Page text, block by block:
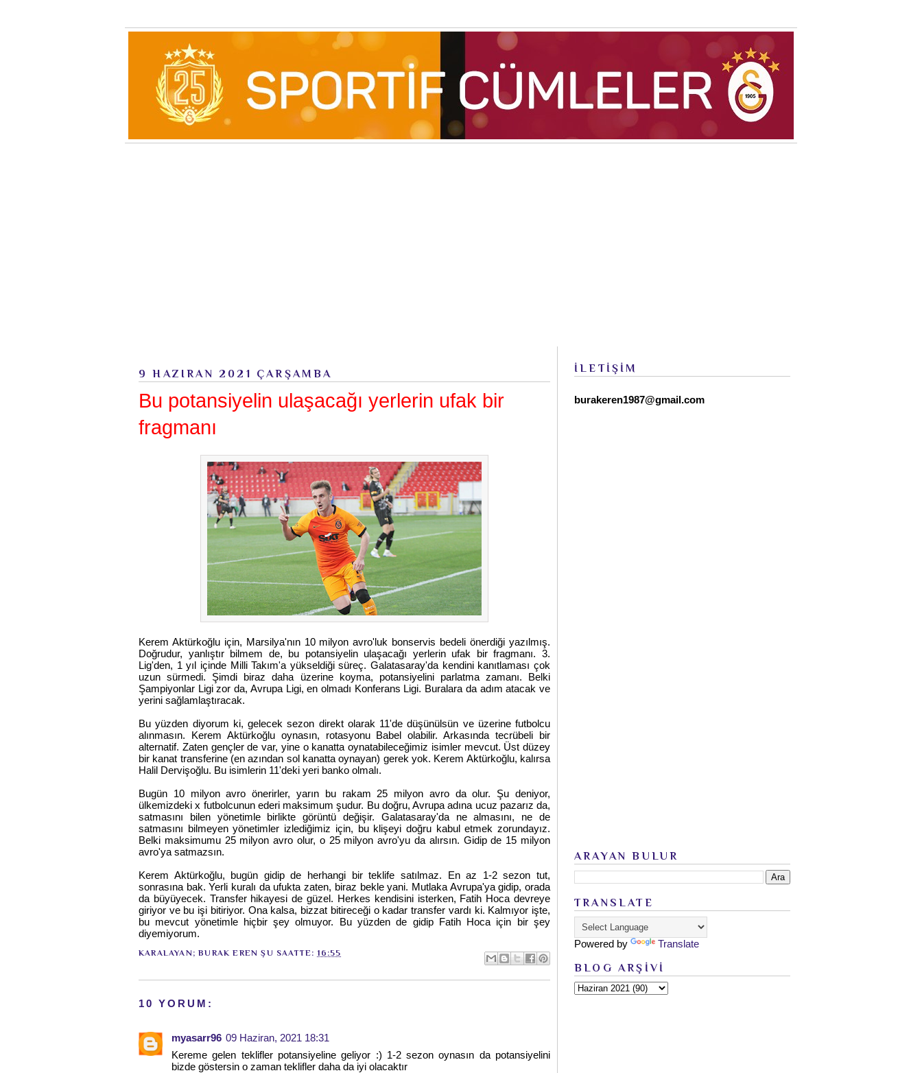
9 HAZIRAN 2021 ÇARŞAMBA
Bu potansiyelin ulaşacağı yerlerin ufak bir
fragmanı
Kerem Aktürkoğlu için, Marsilya'nın 10 milyon avro'luk bonservis bedeli önerdiği yazılmış.
Doğrudur, yanlıştır bilmem de, bu potansiyelin ulaşacağı yerlerin ufak bir fragmanı. 3.
Lig'den, 1 yıl içinde Milli Takım'a yükseldiği süreç. Galatasaray'da kendini kanıtlaması çok
uzun sürmedi. Şimdi biraz daha üzerine koyma, potansiyelini parlatma zamanı. Belki
Şampiyonlar Ligi zor da, Avrupa Ligi, en olmadı Konferans Ligi. Buralara da adım atacak ve
yerini sağlamlaştıracak.
Bu yüzden diyorum ki, gelecek sezon direkt olarak 11'de düşünülsün ve üzerine futbolcu
alınmasın. Kerem Aktürkoğlu oynasın, rotasyonu Babel olabilir. Arkasında tecrübeli bir
alternatif. Zaten gençler de var, yine o kanatta oynatabileceğimiz isimler mevcut. Üst düzey
bir kanat transferine (en azından sol kanatta oynayan) gerek yok. Kerem Aktürkoğlu, kalırsa
Halil Dervişoğlu. Bu isimlerin 11'deki yeri banko olmalı.
Bugün 10 milyon avro önerirler, yarın bu rakam 25 milyon avro da olur. Şu deniyor,
ülkemizdeki x futbolcunun ederi maksimum şudur. Bu doğru, Avrupa adına ucuz pazarız da,
satmasını bilen yönetimle birlikte görüntü değişir. Galatasaray'da ne almasını, ne de
satmasını bilmeyen yönetimler izlediğimiz için, bu klişeyi doğru kabul etmek zorundayız.
Belki maksimumu 25 milyon avro olur, o 25 milyon avro'yu da alırsın. Gidip de 15 milyon
avro'ya satmazsın.
Kerem Aktürkoğlu, bugün gidip de herhangi bir teklife satılmaz. En az 1-2 sezon tut,
sonrasına bak. Yerli kuralı da ufukta zaten, biraz bekle yani. Mutlaka Avrupa'ya gidip, orada
da büyüyecek. Transfer hikayesi de güzel. Herkes kendisini isterken, Fatih Hoca devreye
giriyor ve bu işi bitiriyor. Ona kalsa, bizzat bitireceği o kadar transfer vardı ki. Kalmıyor işte,
bu mevcut yönetimle hiçbir şey olmuyor. Bu yüzden de gidip Fatih Hoca için bir şey
diyemiyorum.
KARALAYAN;BURAK EREN ŞU SAATTE:16:55
10 YORUM:
myasarr96 09 Haziran, 2021 18:31
Kereme gelen teklifler potansiyeline geliyor :) 1-2 sezon oynasın da potansiyelini
bizde göstersin o zaman teklifler daha da iyi olacaktır
İLETİŞİM
burakeren1987@gmail.com
ARAYAN BULUR
TRANSLATE
Powered by Translate
BLOG ARŞİVİ